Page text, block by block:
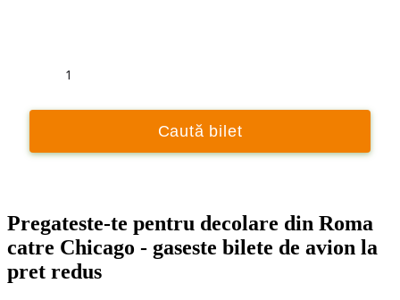
1
Caută bilet
Pregateste-te pentru decolare din Roma
catre Chicago - gaseste bilete de avion la
pret redus